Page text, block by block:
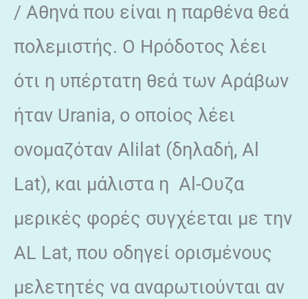
/ Αθηνά που είναι η παρθένα θεά
πολεμιστής. Ο Ηρόδοτος λέει
ότι η υπέρτατη θεά των Αράβων
ήταν Urania, ο οποίος λέει
ονομαζόταν Alilat (δηλαδή, Al
Lat), και μάλιστα η Al-Ουζα
μερικές φορές συγχέεται με την
ΑL Lat, που οδηγεί ορισμένους
μελετητές να αναρωτιούνται αν